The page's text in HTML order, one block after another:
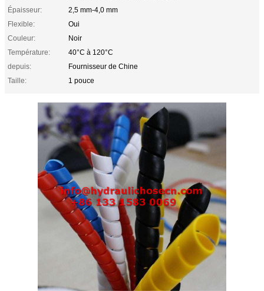
Épaisseur:
2,5 mm-4,0 mm
Flexible:
Oui
Couleur:
Noir
Température:
40°C à 120°C
depuis:
Fournisseur de Chine
Taille:
1 pouce